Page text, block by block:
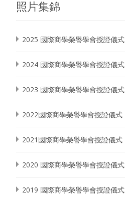
照片集錦
2025 國際商學榮譽學會授證儀式
2024 國際商學榮譽學會授證儀式
2023 國際商學榮譽學會授證儀式
2022國際商學榮譽學會授證儀式
2021國際商學榮譽學會授證儀式
2020 國際商學榮譽學會授證儀式
2019 國際商學榮譽學會授證儀式